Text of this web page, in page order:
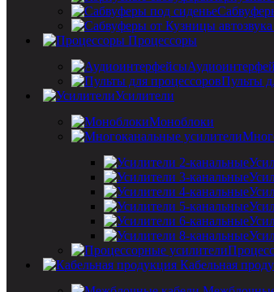
Процессоры
Пульты
Усилители
Моноблоки
Кабельная